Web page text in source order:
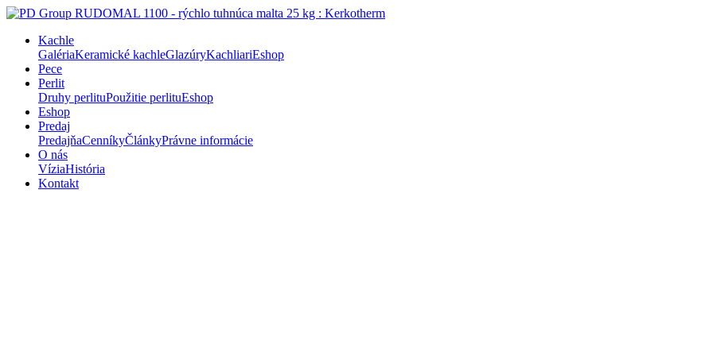
Kachle
GalériaKeramické kachleGlazúryKachliariEshop
Pece
Perlit
Druhy perlituPoužitie perlituEshop
Eshop
Predaj
PredajňaCenníkyČlánkyPrávne informácie
O nás
VíziaHistória
Kontakt